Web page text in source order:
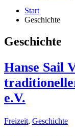
Start
Geschichte
Geschichte
Hanse Sail
e.V.
Freizeit, Geschichte